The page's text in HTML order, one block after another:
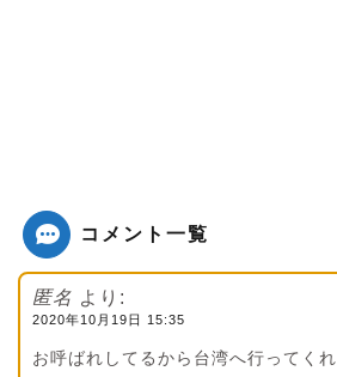
コメント一覧
匿名 より:
2020年10月19日 15:35
お呼ばれしてるから台湾へ行ってくれ